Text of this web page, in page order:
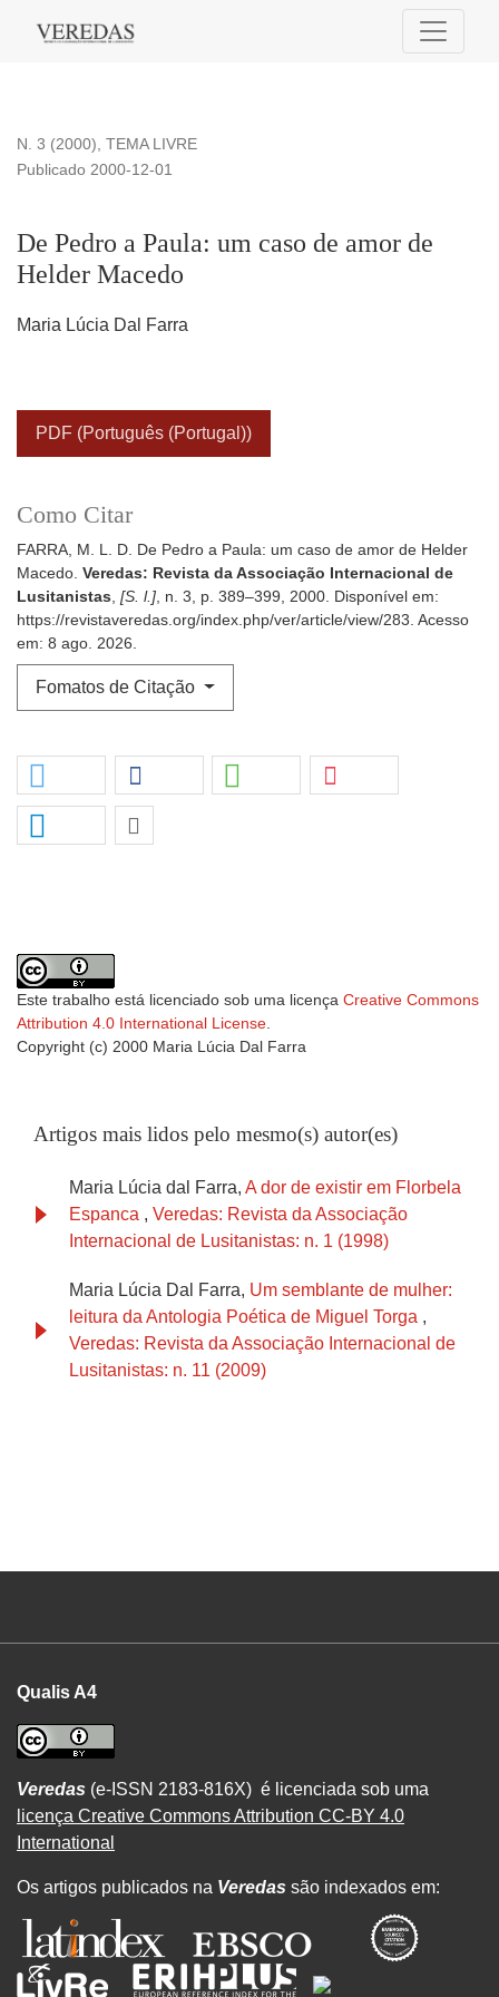
De Pedro a Paula: um caso de amor de Helder Macedo
N. 3 (2000), TEMA LIVRE
De Pedro a Paula: um caso de amor de
Helder Macedo
Publicado 2000-12-01
Maria Lúcia Dal Farra
PDF (Português (Portugal))
Como Citar
FARRA, M. L. D. De Pedro a Paula: um caso de amor de Helder
Macedo. Veredas: Revista da Associação Internacional de
Lusitanistas, [S. l.], n. 3, p. 389–399, 2000. Disponível em:
https://revistaveredas.org/index.php/ver/article/view/283. Acesso
em: 8 ago. 2026.
Fomatos de Citação
Este trabalho está licenciado sob uma licença Creative Commons
Attribution 4.0 International License.
Copyright (c) 2000 Maria Lúcia Dal Farra
Artigos mais lidos pelo mesmo(s) autor(es)
Maria Lúcia dal Farra, A dor de existir em Florbela
Espanca , Veredas: Revista da Associação
Internacional de Lusitanistas: n. 1 (1998)
Maria Lúcia Dal Farra, Um semblante de mulher:
leitura da Antologia Poética de Miguel Torga ,
Veredas: Revista da Associação Internacional de
Lusitanistas: n. 11 (2009)
Qualis A4
Veredas (e-ISSN 2183-816X) é licenciada sob uma
licença Creative Commons Attribution CC-BY 4.0
International
Os artigos publicados na Veredas são indexados em: